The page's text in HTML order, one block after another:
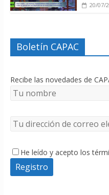
20/07/
Boletín CAPAC
Recibe las novedades de
He leído y acepto los